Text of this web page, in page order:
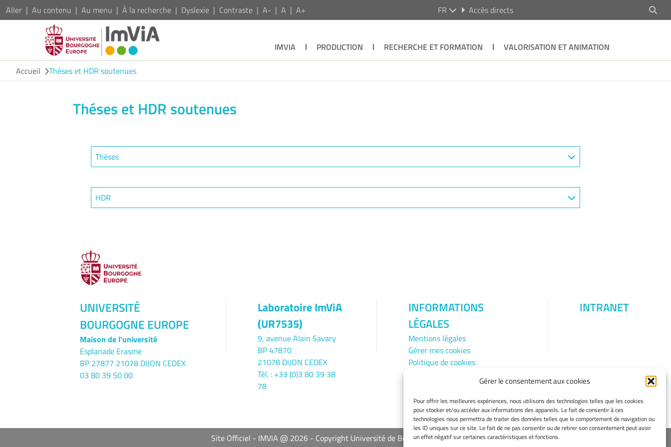
Gérer le consentement aux cookies
Pour offrir les meilleures expériences, nous utilisons des technologies telles que les cookies
pour stocker et/ou accéder aux informations des appareils. Le fait de consentir à ces
technologies nous permettra de traiter des données telles que le comportement de navigation ou
les ID uniques sur ce site. Le fait de ne pas consentir ou de retirer son consentement peut avoir
un effet négatif sur certaines caractéristiques et fonctions.
Aller Au contenu Au menu À la recherche Dyslexie Contraste A- A A+ FR Accès directs
IMVIA PRODUCTION RECHERCHE ET FORMATION
VALORISATION ET ANIMATION
Accueil
Théses et HDR soutenues
Théses et HDR soutenues
Thèses
HDR
UNIVERSITÉ
BOURGOGNE EUROPE
Maison de l'université
Esplanade Erasme
BP 27877 21078 DIJON CEDEX
03 80 39 50 00
Laboratoire ImViA
(UR7535)
9, avenue Alain Savary
BP 47870
21078 DIJON CEDEX
Tél. : +33 (0)3 80 39 38
78
INFORMATIONS
LÉGALES
Mentions légales
Gérer mes cookies
Politique de cookies
Avertissement
INTRANET
Site Officiel - IMVIA @ 2026 Copyright Université de Bourgogne Europe